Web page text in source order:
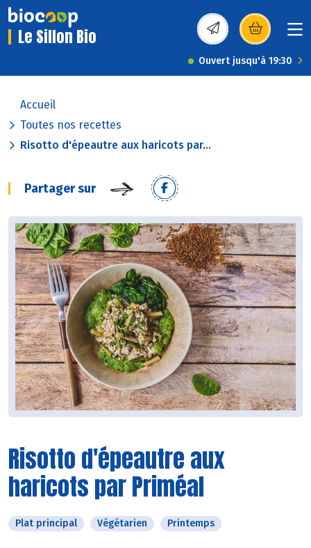
Le Sillon Bio (s’ouvre dans une
Ouvert jusqu'à 19:30
Accueil
Toutes nos recettes
Risotto d'épeautre aux haricots par...
Partager sur
Risotto d'épeautre aux
haricots par Priméal
Plat principal Végétarien Printemps